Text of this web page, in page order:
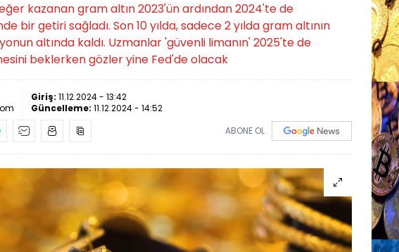
kazanan gram altın 2023'ün ardından 2024'te de
bir getiri sağladı. Son 10 yılda, sadece 2 yılda gram altının
altında kaldı. Uzmanlar 'güvenli limanın' 2025'te de
beklerken gözler yine Fed'de olacak
Giriş: 11.12.2024 - 13:42
Güncelleme: 11.12.2024 - 14:52
ABONE OL